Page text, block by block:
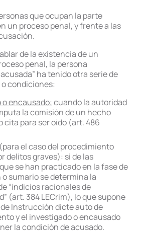
que ocupan la parte
un proceso penal, y frente a las
de la existencia de un
penal, la persona
ha tenido otra serie de
condiciones:
encausado: cuando la autoridad
la comisión de un hecho
cita para ser oído (art. 486
(para el caso del procedimiento
delitos graves): si de las
se han practicado en la fase de
sumario se determina la
“indicios racionales de
(art. 384 LECrim), lo que supone
Instrucción dicte auto de
y el investigado o encausado
la condición de acusado.